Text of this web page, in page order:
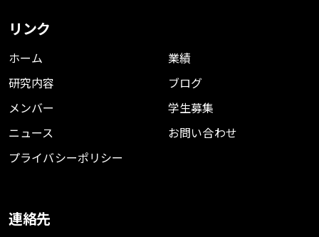
リンク
ホーム
研究内容
メンバー
ニュース
プライバシーポリシー
業績
ブログ
学生募集
お問い合わせ
連絡先